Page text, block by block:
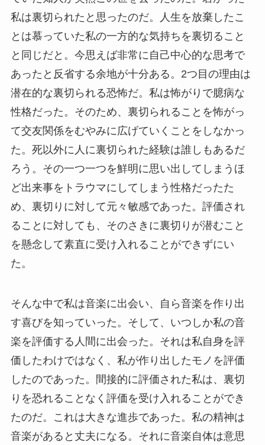
私は裏切られたと思ったのだ。人生を放棄したこ
とは慕っていた私の一方的な気持ちを裏切ること
と同じだと。今思えば非常に自己中心的な思考で
あったと反省する余地が十分ある。2つ目の理由は
潜在的な裏切られる恐怖だ。私は怖がりで臆病な
性格だった。そのため、裏切られることを怖がっ
て交友関係をむやみに広げていくことをしなかっ
た。死以外に人に裏切られた経験は誰しもあるだ
ろう。その一つ一つを鮮明に思い出してしまうほ
ど出来事をトラウマにしてしまう性格だったた
め、裏切りに対して元々敏感であった。評価され
ることに対しても、そのさきに裏切りが潜むこと
を懸念して素直に受け入れることができずにい
た。
そんな中で私は音楽に出会い、自ら音楽を作り出
す喜びを知っていった。そして、いつしか私の音
楽を評価する人間に出会った。それは私自身を評
価したわけではなく、私が作り出したモノを評価
したのであった。間接的に評価された私は、裏切
りを恐れることなく評価を受け入れることができ
たのだ。これは大きな進歩であった。私の精神は
音楽があると丈夫になる。それに音楽自体は意思